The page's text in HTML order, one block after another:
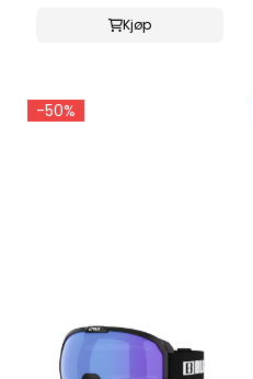
Kjøp
-50%